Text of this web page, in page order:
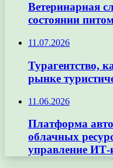
Ветеринарная
состоянии
11.07.2026
Турагентство,
рынке
11.06.2026
Платформа
облачных
управление ИТ-